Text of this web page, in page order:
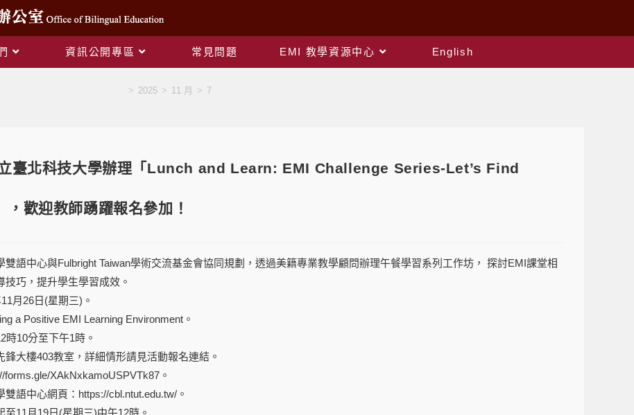
資訊公開專區 常見問題 EMI 教學資源中心 English
> 2025 > 11 月 > 7
立臺北科技大學辦理「Lunch and Learn: EMI Challenge Series-Let’s Find
歡迎教師踴躍報名參加！
雙語中心與Fulbright Taiwan學術交流基金會協同規劃，透過美籍專業教學顧問辦理午餐學習系列工作坊， 探討EMI課堂相
技巧，提升學生學習成效。
月26日(星期三)。
a Positive EMI Learning Environment。
時10分至下午1時。
鋒大樓403教室，詳細情形請見活動報名連結。
forms.gle/XAkNxkamoUSPVTk87。
雙語中心網頁：https://cbl.ntut.edu.tw/。
至11月19日(星期三)中午12時。